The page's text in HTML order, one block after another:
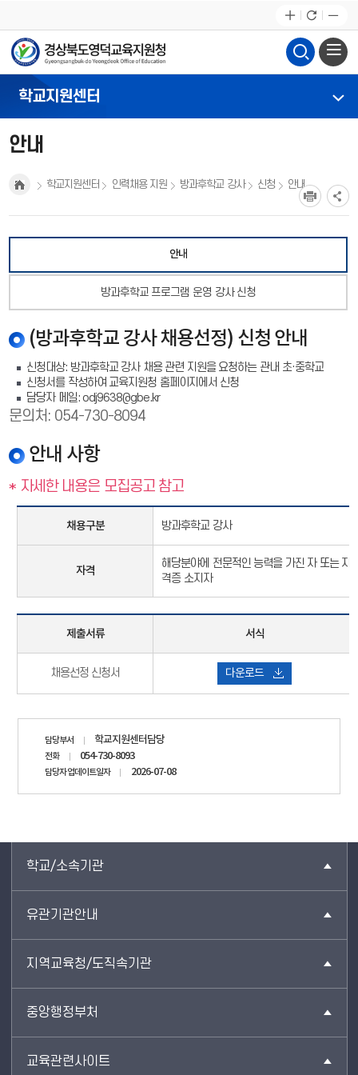
학교지원센터
학교지원센터 인력채용 지원 방과후학교 강사 신청 안내
안내
안내
방과후학교 프로그램 운영 강사 신청
(방과후학교 강사 채용선정) 신청 안내
신청대상: 방과후학교 강사 채용 관련 지원을 요청하는 관내 초·중학교
신청서를 작성하여 교육지원청 홈페이지에서 신청
담당자 메일: odj9638@gbe.kr
문의처: 054-730-8094
안내 사항
* 자세한 내용은 모집공고 참고
채용구분 방과후학교 강사
자격
해당분야에 전문적인 능력을 가진 자 또는 자
격증 소지자
제출서류 서식
채용선정 신청서 다운로드
담당부서 학교지원센터담당
전화 054-730-8093
담당자 업데이트일자 2026-07-08
학교/소속기관
유관기관안내
지역교육청/도직속기관
중앙행정부처
교육관련사이트